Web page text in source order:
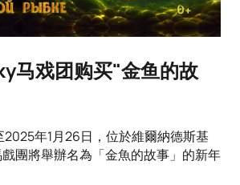
马戏团购买"金鱼的故
2025年1月26日，位於維爾納德斯基
團將舉辦名為「金魚的故事」的新年